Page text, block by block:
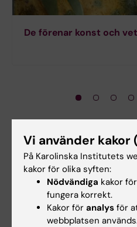
De förenar konst och
Vi använder kakor
På Karolinska Institutets
kakor för olika syften:
Nödvändiga kakor
fungera korrekt.
Kakor för analys för
webbplatsen